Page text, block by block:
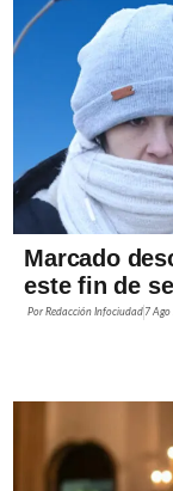
Marcado
este fin de
PorRedacción Infociudad 7